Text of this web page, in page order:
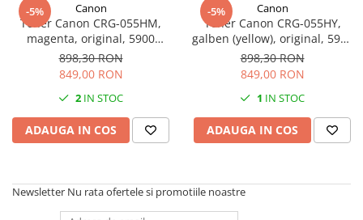
-5% Canon
Toner Canon CRG-055HM,
magenta, original, 5900
pagini,
898,30 RON
849,00 RON
2 IN STOC
ADAUGA IN COS
-5% Canon
Toner Canon CRG-055HY,
galben (yellow), original, 5900
pagini
898,30 RON
849,00 RON
1 IN STOC
ADAUGA IN COS
Newsletter Nu rata ofertele si promotiile noastre